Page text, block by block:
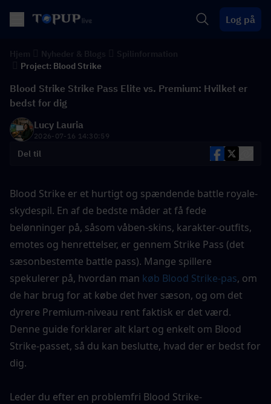
Log på
Project: Blood Strike
Blood Strike Strike Pass Elite vs. Premium: Hvilket er
bedst for dig
Lucy Lauria
2026-07-16 14:30:59
Del til
Blood Strike er et hurtigt og spændende battle royale-
skydespil. En af de bedste måder at få fede
belønninger på, såsom våben-skins, karakter-outfits,
emotes og henrettelser, er gennem Strike Pass (det
sæsonbestemte battle pass). Mange spillere
spekulerer på, hvordan man køb Blood Strike-pas, om
de har brug for at købe det hver sæson, og om det
dyrere Premium-niveau rent faktisk er det værd.
Denne guide forklarer alt klart og enkelt om Blood
Strike-passet, så du kan beslutte, hvad der er bedst for
dig.
Leder du efter en problemfri Blood Strike-